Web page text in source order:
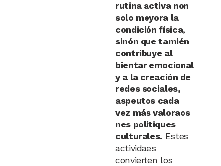
rutina activa non
solo meyora la
condición física,
sinón que tamién
contribuye al
bientar emocional
y a la creación de
redes sociales,
aspeutos cada
vez más valoraos
nes polítiques
culturales. Estes
actividaes
convierten los